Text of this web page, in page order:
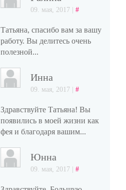
09. мая, 2017 |#
Татьяна, спасибо вам за вашу
работу. Вы делитесь очень
полезной...
Инна
09. мая, 2017 |#
Здравствуйте Татьяна! Вы
появились в моей жизни как
фея и благодаря вашим...
Юнна
09. мая, 2017 |#